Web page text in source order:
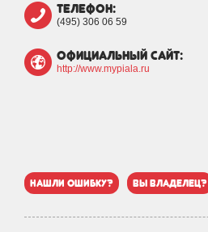
телефон:
(495) 306 06 59
официальный сайт:
http://www.mypiala.ru
нашли ошибку? вы владелец?